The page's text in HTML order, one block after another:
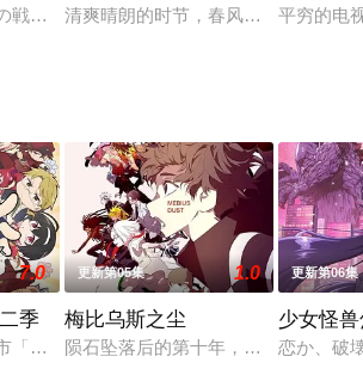
戦いを終え、主人公・松風天馬は、サッ
清爽晴朗的时节，春风高中光画部迎
平穷的电
7.0
季
「横滨」为舞台，一众如同疯跑乱咬、四
更新第05集 1.0
梅比乌斯之尘
陨石坠落后的第十年，由于巨大结晶
更新第06集
少女怪
恋か、破